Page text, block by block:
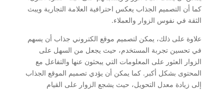
كما أن التصميم الجذاب يعكس احترافية العلامة التجارية ويبث
الثقة في نفوس الزوار والعملاء.
علاوة على ذلك، يمكن لتصميم موقع الكتروني جذاب أن يسهم
في تحسين تجربة المستخدم، حيث يجعل من السهل على
الزوار العثور على المعلومات التي يبحثون عنها والتفاعل مع
المحتوى بشكل أكبر. كما يمكن أن يؤدي تصميم الموقع الجذاب
إلى زيادة معدل التحويل، حيث يشجع الزوار على القيام